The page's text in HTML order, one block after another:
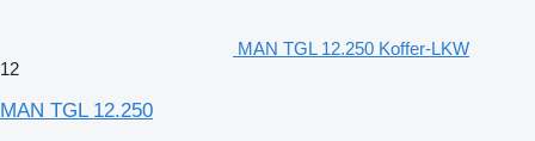
MAN TGL 12.250 Koffer-LKW
12
MAN TGL 12.250